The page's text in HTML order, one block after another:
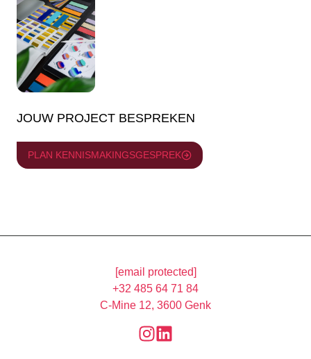
JOUW PROJECT BESPREKEN
PLAN KENNISMAKINGSGESPREK
[email protected]
+32 485 64 71 84
C-Mine 12, 3600 Genk